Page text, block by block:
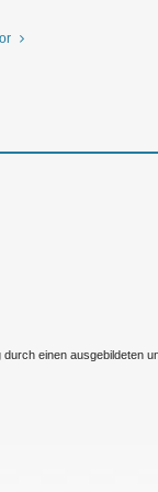
einen ausgebildeten